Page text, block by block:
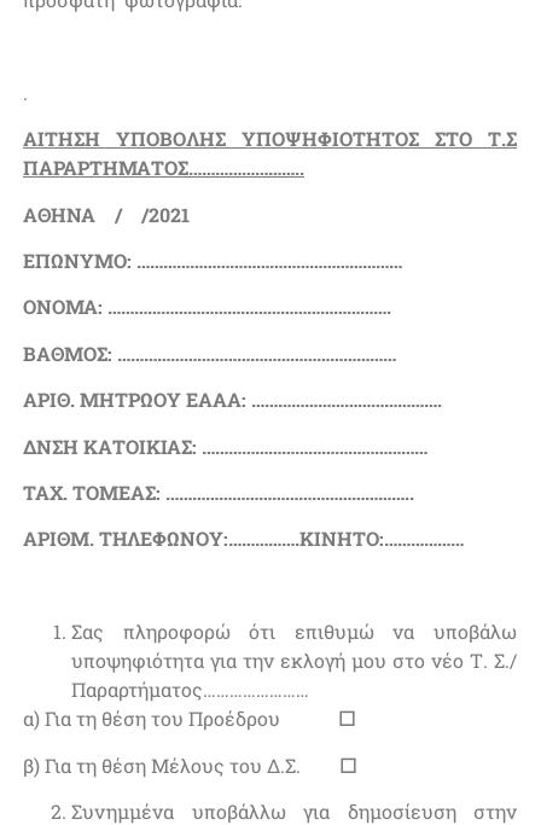
.
ΑΙΤΗΣΗ ΥΠΟΒΟΛΗΣ ΥΠΟΨΗΦΙΟΤΗΤΟΣ ΣΤΟ Τ.Σ
ΠΑΡΑΡΤΗΜΑΤΟΣ……………………..
ΑΘΗΝΑ / /2021
ΕΠΩΝΥΜΟ: ……………………………………………………
ΟΝΟΜΑ: ……………………………………………………….
ΒΑΘΜΟΣ: ………………………………………………………
ΑΡΙΘ. ΜΗΤΡΩΟΥ ΕΑΑΑ: …………………………………….
ΔΝΣΗ ΚΑΤΟΙΚΙΑΣ: ……………………………………………
ΤΑΧ. ΤΟΜΕΑΣ: ………………………………………………..
ΑΡΙΘΜ. ΤΗΛΕΦΩΝΟΥ:…………….ΚΙΝΗΤΟ:………………
Σας πληροφορώ ότι επιθυμώ να υποβάλω
υποψηφιότητα για την εκλογή μου στο νέο Τ. Σ./
Παραρτήματος……………………
α) Για τη θέση του Προέδρου ☐
β) Για τη θέση Μέλους του Δ.Σ. ☐
Συνημμένα υποβάλλω για δημοσίευση στην